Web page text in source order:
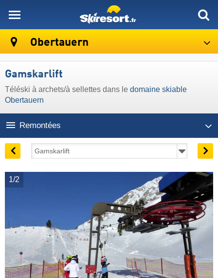
Obertauern
Gamskarlift
Téléski à archets/à sellettes dans le domaine skiable
Obertauern
Remontées
1/2